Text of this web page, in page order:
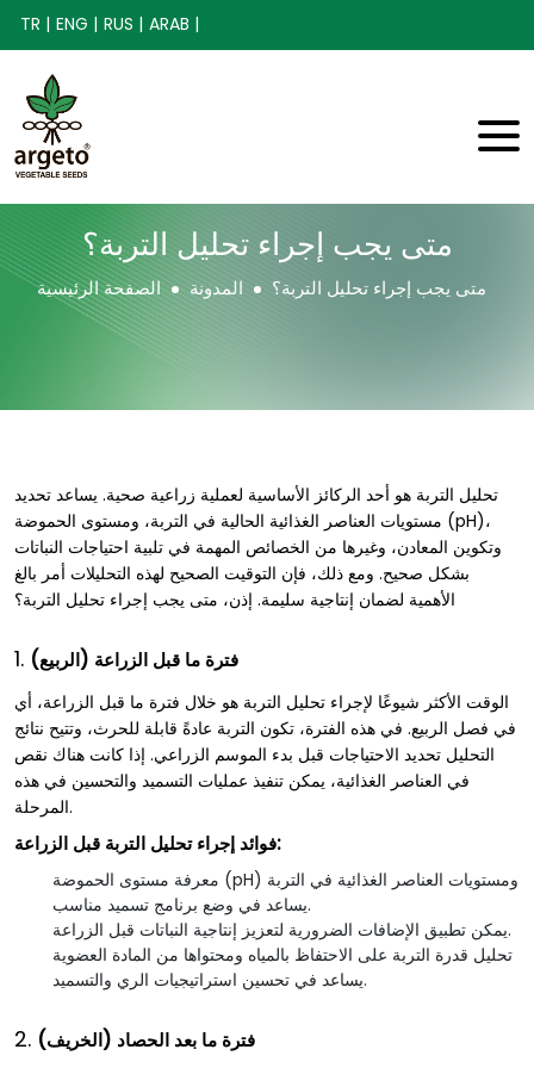
TR | ENG | RUS | ARAB |
متى يجب إجراء تحليل التربة؟
الصفحة الرئيسية المدونة متى يجب إجراء تحليل التربة؟
تحليل التربة هو أحد الركائز الأساسية لعملية زراعية صحية. يساعد تحديد
مستويات العناصر الغذائية الحالية في التربة، ومستوى الحموضة (pH)،
وتكوين المعادن، وغيرها من الخصائص المهمة في تلبية احتياجات النباتات
بشكل صحيح. ومع ذلك، فإن التوقيت الصحيح لهذه التحليلات أمر بالغ
الأهمية لضمان إنتاجية سليمة. إذن، متى يجب إجراء تحليل التربة؟
1. فترة ما قبل الزراعة (الربيع)
الوقت الأكثر شيوعًا لإجراء تحليل التربة هو خلال فترة ما قبل الزراعة، أي
في فصل الربيع. في هذه الفترة، تكون التربة عادةً قابلة للحرث، وتتيح نتائج
التحليل تحديد الاحتياجات قبل بدء الموسم الزراعي. إذا كانت هناك نقص
في العناصر الغذائية، يمكن تنفيذ عمليات التسميد والتحسين في هذه
المرحلة.
فوائد إجراء تحليل التربة قبل الزراعة:
معرفة مستوى الحموضة (pH) ومستويات العناصر الغذائية في التربة
يساعد في وضع برنامج تسميد مناسب.
يمكن تطبيق الإضافات الضرورية لتعزيز إنتاجية النباتات قبل الزراعة.
تحليل قدرة التربة على الاحتفاظ بالمياه ومحتواها من المادة العضوية
يساعد في تحسين استراتيجيات الري والتسميد.
2. فترة ما بعد الحصاد (الخريف)